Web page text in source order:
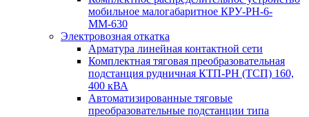
мобильное малогабаритное КРУ-РН-6-
ММ-630
Электровозная откатка
Арматура линейная контактной сети
Комплектная тяговая преобразовательная
подстанция рудничная КТП-РН (ТСП) 160,
400 кВА
Автоматизированные тяговые
преобразовательные подстанции типа